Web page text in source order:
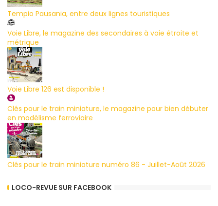
Tempio Pausania, entre deux lignes touristiques
Voie Libre, le magazine des secondaires à voie étroite et
métrique
Voie Libre 126 est disponible !
Clés pour le train miniature, le magazine pour bien débuter
en modélisme ferroviaire
Clés pour le train miniature numéro 86 - Juillet-Août 2026
LOCO-REVUE SUR FACEBOOK